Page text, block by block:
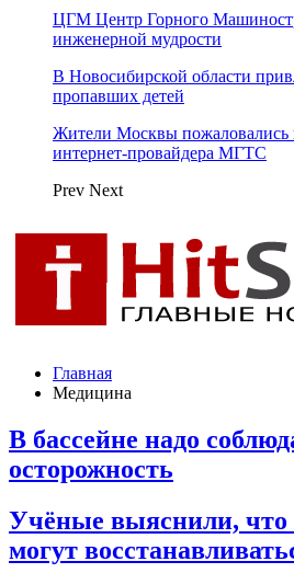
ЦГМ Центр Горного
инженерной мудрости
В Новосибирской области
пропавших детей
Жители Москвы пожаловались
интернет-провайдера МГТС
Prev Next
Главная
Медицина
В бассейне надо
осторожность
Учёные выяснили, что
могут